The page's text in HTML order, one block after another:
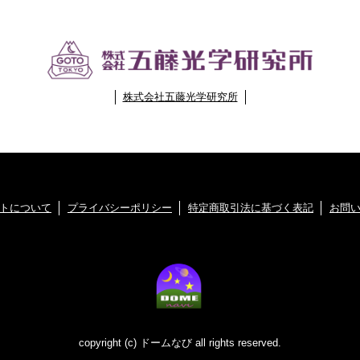
株式会社五藤光学研究所
について プライバシーポリシー 特定商取引法に基づく表記 お問
copyright (c) ドームなび all rights reserved.